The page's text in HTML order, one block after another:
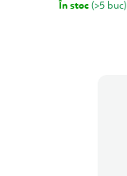
În stoc (>5 buc)